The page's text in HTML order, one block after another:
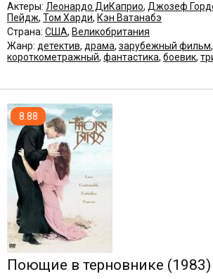
Актеры: Леонардо ДиКаприо, Джозеф
Пейдж, Том Харди, Кэн Ватанабэ
Страна: США, Великобритания
Жанр: детектив, драма, зарубежный фильм,
короткометражный, фантастика, боевик,
8.88
Поющие в терновнике (1983)